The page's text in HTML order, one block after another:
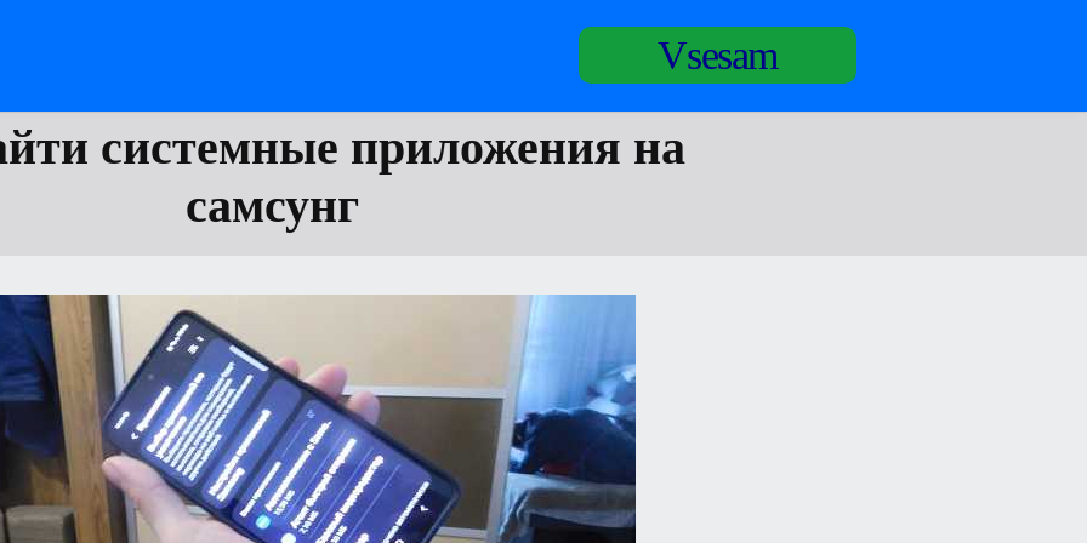
Vsesam
системные приложения на
самсунг